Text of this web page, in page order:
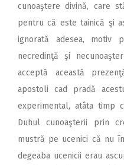
cunoaştere divină, care
pentru că este tainică şi
ignorată adesea, motiv
necredinţă şi
acceptă această
apostoli cad pradă
experimental, atâta timp
Duhul cunoaşterii prin
mustră pe ucenici că nu
degeaba ucenicii erau